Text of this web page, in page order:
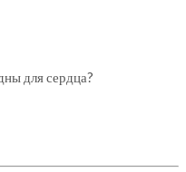
для сердца?